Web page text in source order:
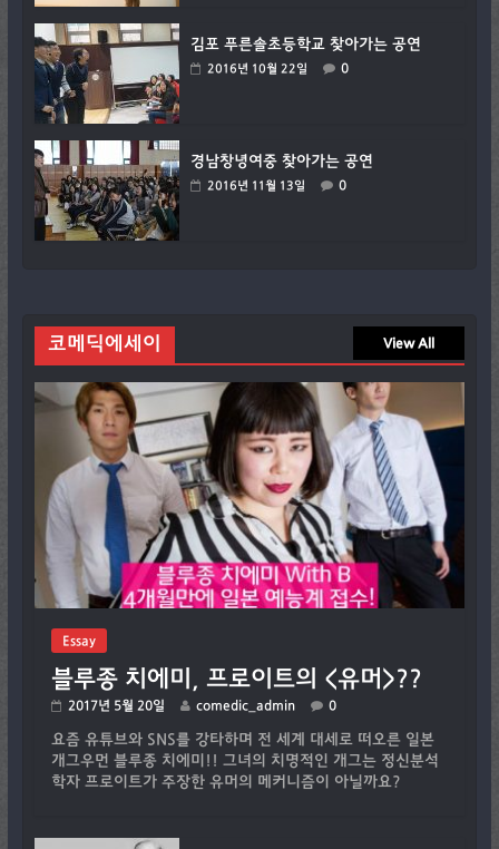
김포 푸른솔초등학교 찾아가는 공연
2016년 10월 22일 0
경남창녕여중 찾아가는 공연
2016년 11월 13일 0
코메딕에세이 View All
Essay
블루종 치에미, 프로이트의 <유머>??
2017년 5월 20일 comedic_admin 0
요즘 유튜브와 SNS를 강타하며 전 세계 대세로 떠오른 일본
개그우먼 블루종 치에미!! 그녀의 치명적인 개그는 정신분석
학자 프로이트가 주장한 유머의 메커니즘이 아닐까요?